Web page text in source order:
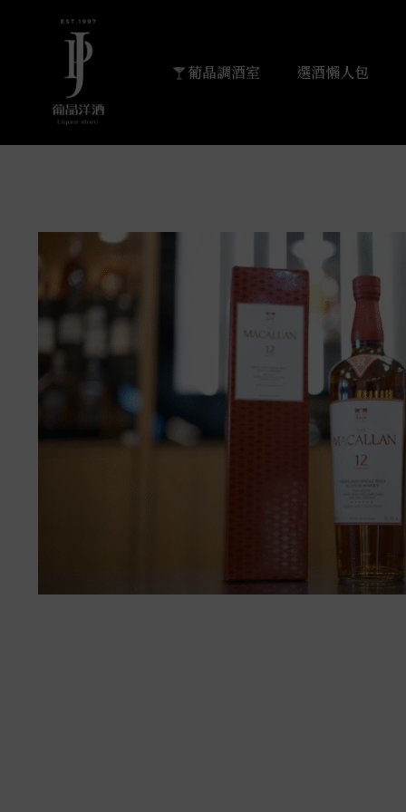
葡晶調酒室 選酒懶人包